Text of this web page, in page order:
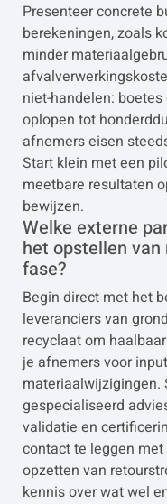
Presenteer concrete
berekeningen, zoals
minder
niet-handelen:
oplopen tot
afnemers eisen
Start klein met een
meetbare resultaten
bewijzen.
Welke externe
het opstellen
fase?
Begin direct met het
leveranciers van
recyclaat om
je afnemers voor
materiaalwijzigingen.
gespecialiseerd
validatie en
contact te leggen
opzetten van
kennis over wat wel